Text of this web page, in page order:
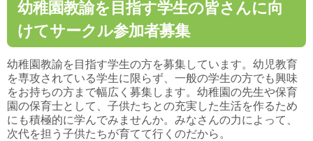
幼稚園教諭を目指す学生の皆さんに向
けてサークル参加者募集
幼稚園教諭を目指す学生の方を募集しています。幼児教育
を専攻されている学生に限らず、一般の学生の方でも興味
をお持ちの方まで幅広く募集します。幼稚園の先生や保育
園の保育士として、子供たちとの充実した生活を作るため
にも積極的に学んでみませんか。みなさんの力によって、
次代を担う子供たちが育てて行くのだから。